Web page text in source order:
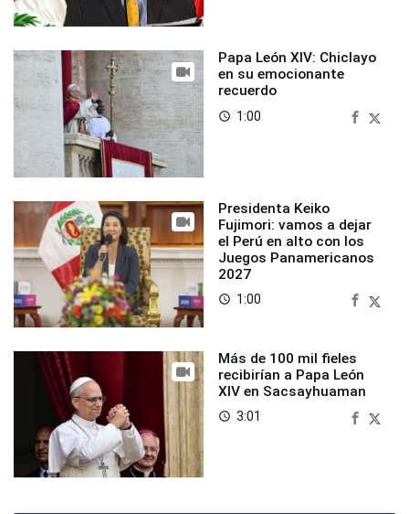
Papa León XIV: Chiclayo
en su emocionante
recuerdo
access_time 1:00
Presidenta Keiko
Fujimori: vamos a dejar
el Perú en alto con los
Juegos Panamericanos
2027
access_time 1:00
Más de 100 mil fieles
recibirían a Papa León
XIV en Sacsayhuaman
access_time 3:01